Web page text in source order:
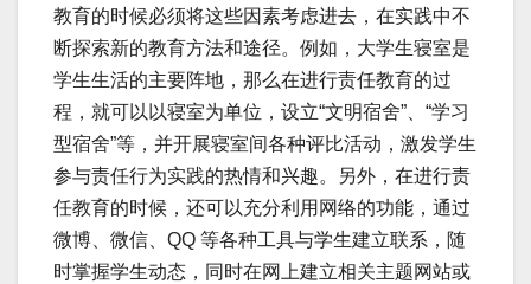
教育的时候必须将这些因素考虑进去，在实践中不
断探索新的教育方法和途径。例如，大学生寝室是
学生生活的主要阵地，那么在进行责任教育的过
程，就可以以寝室为单位，设立“文明宿舍”、“学习
型宿舍”等，并开展寝室间各种评比活动，激发学生
参与责任行为实践的热情和兴趣。另外，在进行责
任教育的时候，还可以充分利用网络的功能，通过
微博、微信、QQ 等各种工具与学生建立联系，随
时掌握学生动态，同时在网上建立相关主题网站或